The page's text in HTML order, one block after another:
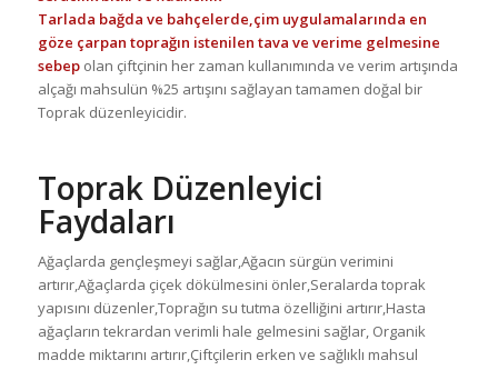
Tarlada bağda ve bahçelerde,çim uygulamalarında en
göze çarpan toprağın istenilen tava ve verime gelmesine
sebepolan çiftçinin her zaman kullanımında ve verim artışında
alçağı mahsulün %25 artışını sağlayan tamamen doğal bir
Toprak düzenleyicidir.
Toprak Düzenleyici
Faydaları
Ağaçlarda gençleşmeyi sağlar,Ağacın sürgün verimini
artırır,Ağaçlarda çiçek dökülmesini önler,Seralarda toprak
yapısını düzenler,Toprağın su tutma özelliğini artırır,Hasta
ağaçların tekrardan verimli hale gelmesini sağlar, Organik
madde miktarını artırır,Çiftçilerin erken ve sağlıklı mahsul